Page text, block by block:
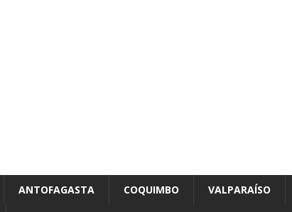
ANTOFAGASTA COQUIMBO VALPARAÍSO